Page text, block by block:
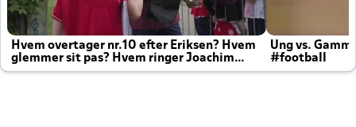
Hvem overtager nr.10 efter Eriksen? Hvem
glemmer sit pas? Hvem ringer Joachim
altid til efter kampe?
Ung vs.
#football